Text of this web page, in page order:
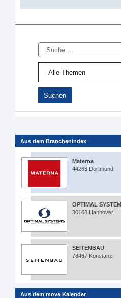
Suche
Aus dem Branchenindex
Materna
44263 Dortmund
OPTIMAL
30163 Hannover
SEITENBAU
78467 Konstanz
Aus dem move Kalender